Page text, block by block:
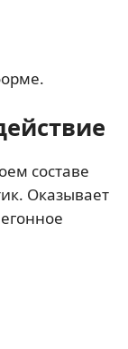
составе
Оказывает